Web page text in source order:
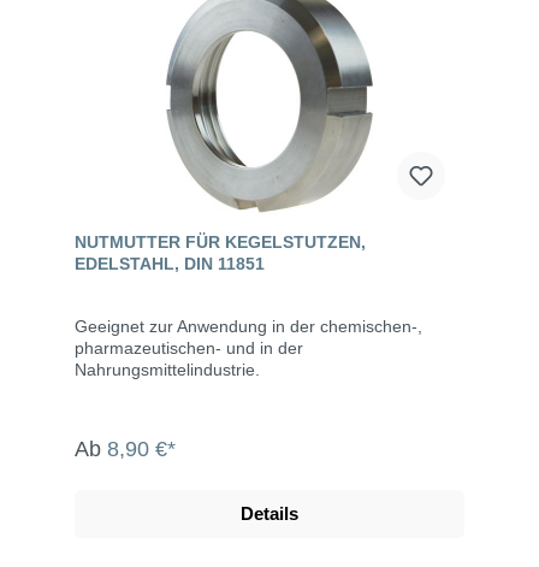
NUTMUTTER FÜR KEGELSTUTZEN,
EDELSTAHL, DIN 11851
Geeignet zur Anwendung in der chemischen-,
pharmazeutischen- und in der
Nahrungsmittelindustrie.
Ab 8,90 €*
Details